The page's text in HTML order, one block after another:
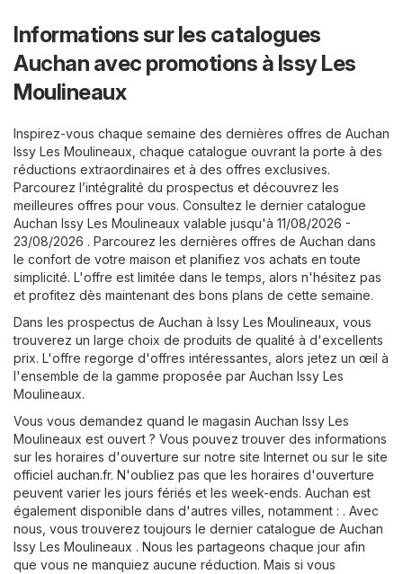
Informations sur les catalogues
Auchan avec promotions à Issy Les
Moulineaux
Inspirez-vous chaque semaine des dernières offres de Auchan
Issy Les Moulineaux, chaque catalogue ouvrant la porte à des
réductions extraordinaires et à des offres exclusives.
Parcourez l’intégralité du prospectus et découvrez les
meilleures offres pour vous. Consultez le dernier catalogue
Auchan Issy Les Moulineaux valable jusqu'à 11/08/2026 -
23/08/2026 . Parcourez les dernières offres de Auchan dans
le confort de votre maison et planifiez vos achats en toute
simplicité. L'offre est limitée dans le temps, alors n'hésitez pas
et profitez dès maintenant des bons plans de cette semaine.
Dans les prospectus de Auchan à Issy Les Moulineaux, vous
trouverez un large choix de produits de qualité à d'excellents
prix. L'offre regorge d'offres intéressantes, alors jetez un œil à
l'ensemble de la gamme proposée par Auchan Issy Les
Moulineaux.
Vous vous demandez quand le magasin Auchan Issy Les
Moulineaux est ouvert ? Vous pouvez trouver des informations
sur les horaires d'ouverture sur notre site Internet ou sur le site
officiel auchan.fr. N'oubliez pas que les horaires d'ouverture
peuvent varier les jours fériés et les week-ends. Auchan est
également disponible dans d'autres villes, notamment : . Avec
nous, vous trouverez toujours le dernier catalogue de Auchan
Issy Les Moulineaux . Nous les partageons chaque jour afin
que vous ne manquiez aucune réduction. Mais si vous